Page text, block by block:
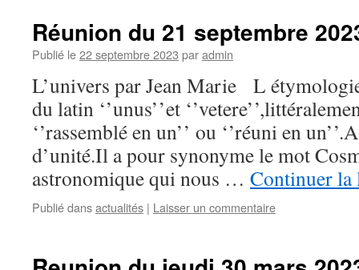
Réunion du 21 septembre
Publié le22 septembre 2023 paradmin
L’univers par Jean Marie L
du latin ‘’unus’’et
‘’rassemblé en un’’ ou ‘’réuni en
d’unité.Il a pour synonyme le mot
astronomique qui nous … Continuer
Publié dansactualités | Laisser un commentaire